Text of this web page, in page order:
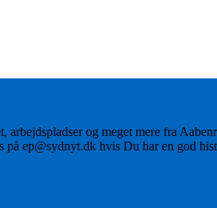
og meget mere fra
på ep@sydnyt.dk hvis Du har en god